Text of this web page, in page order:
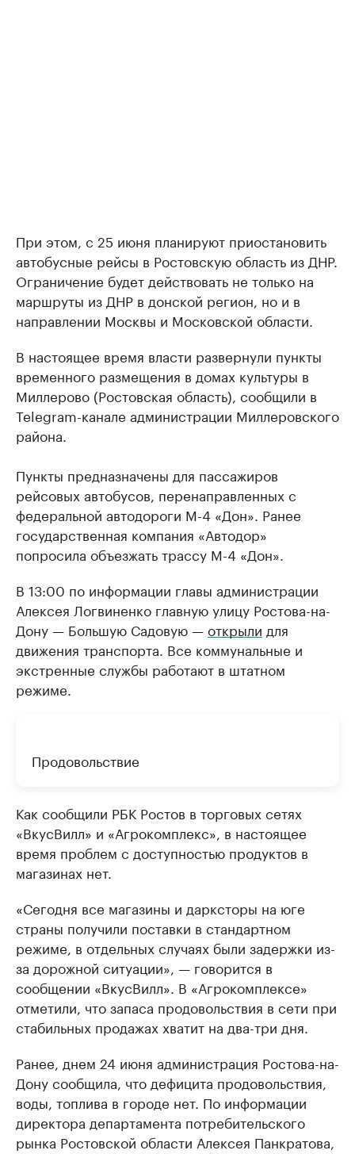
При этом, с 25 июня планируют приостановить
автобусные рейсы в Ростовскую область из ДНР.
Ограничение будет действовать не только на
маршруты из ДНР в донской регион, но и в
направлении Москвы и Московской области.
В настоящее время власти развернули пункты
временного размещения в домах культуры в
Миллерово (Ростовская область), сообщили в
Telegram-канале администрации Миллеровского
района.
Пункты предназначены для пассажиров
рейсовых автобусов, перенаправленных с
федеральной автодороги М-4 «Дон». Ранее
государственная компания «Автодор»
попросила объезжать трассу М-4 «Дон».
В 13:00 по информации главы администрации
Алексея Логвиненко главную улицу Ростова-на-
Дону — Большую Садовую —открыли для
движения транспорта. Все коммунальные и
экстренные службы работают в штатном
режиме.
Продовольствие
Как сообщили РБК Ростов в торговых сетях
«ВкусВилл» и «Агрокомплекс», в настоящее
время проблем с доступностью продуктов в
магазинах нет.
«Сегодня все магазины и дарксторы на юге
страны получили поставки в стандартном
режиме, в отдельных случаях были задержки из-
за дорожной ситуации», — говорится в
сообщении «ВкусВилл». В «Агрокомплексе»
отметили, что запаса продовольствия в сети при
стабильных продажах хватит на два-три дня.
Ранее, днем 24 июня администрация Ростова-на-
Дону сообщила, что дефицита продовольствия,
воды, топлива в городе нет. По информации
директора департамента потребительского
рынка Ростовской области Алексея Панкратова,